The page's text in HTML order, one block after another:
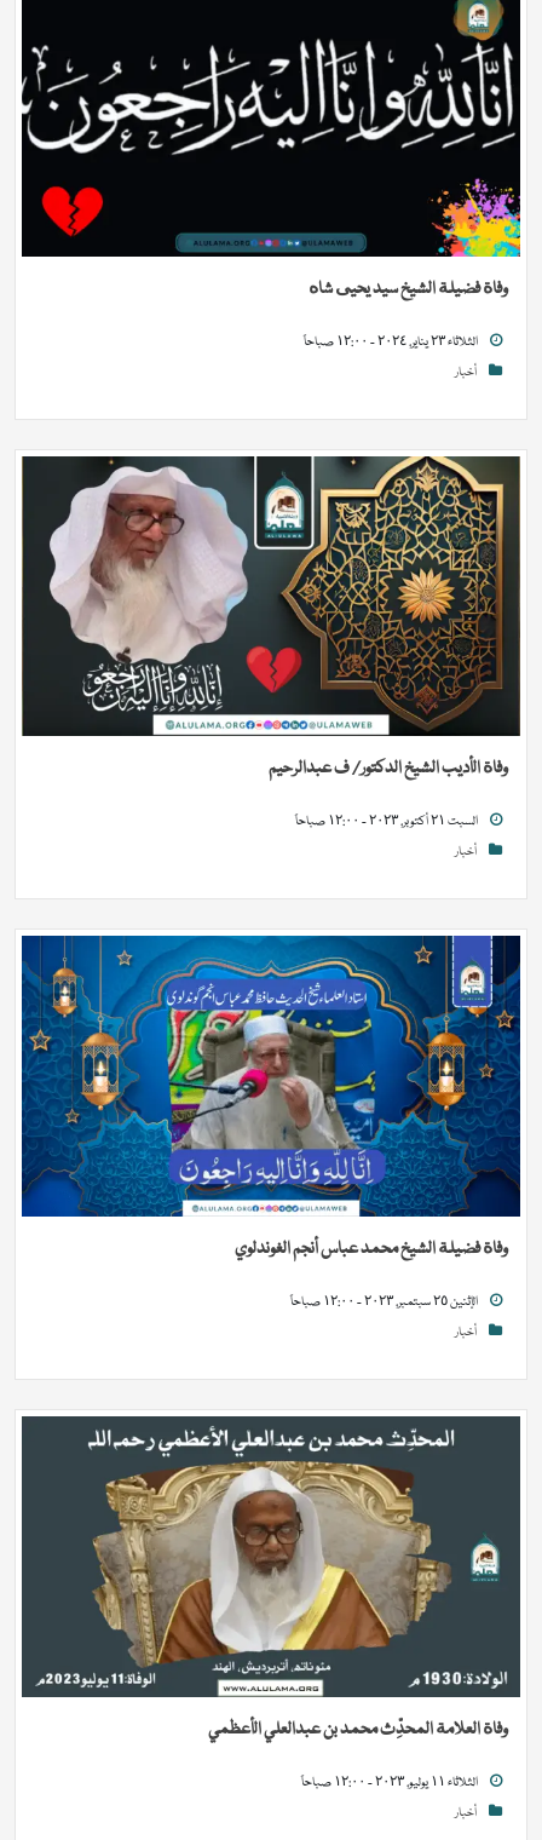
وفاة فضيلة الشيخ سيد يحيى شاه
الثلاثاء ٢٣ يناير, ٢٠٢٤ - ١٢:٠٠ صباحاً
أخبار
وفاة الأديب الشيخ الدكتور/ ف عبدالرحيم
السبت ٢١ أكتوبر, ٢٠٢٣ - ١٢:٠٠ صباحاً
أخبار
وفاة فضيلة الشيخ محمد عباس أنجم الغوندلوي
الإثنين ٢٥ سبتمبر, ٢٠٢٣ - ١٢:٠٠ صباحاً
أخبار
وفاة العلامة المحدِّث محمد بن عبدالعلي الأعظمي
الثلاثاء ١١ يوليو, ٢٠٢٣ - ١٢:٠٠ صباحاً
أخبار